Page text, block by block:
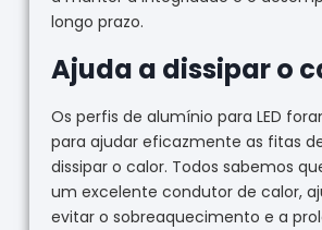
longo prazo.
Ajuda a dissipar o
Os perfis de alumínio para LED
para ajudar eficazmente as fitas de
dissipar o calor. Todos sabemos
um excelente condutor de calor,
evitar o sobreaquecimento e a